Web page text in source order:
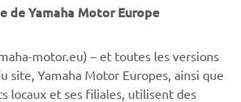
working Kodiak and Grizzly models
Yamaha enables everyone to find the
their lifestyle.
de Yamaha Motor Europe
motor.eu) – et toutes les versions
site, Yamaha Motor Europes, ainsi que
locaux et ses filiales, utilisent des